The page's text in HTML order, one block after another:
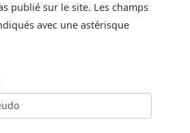
publié sur le site. Les champs
avec une astérisque